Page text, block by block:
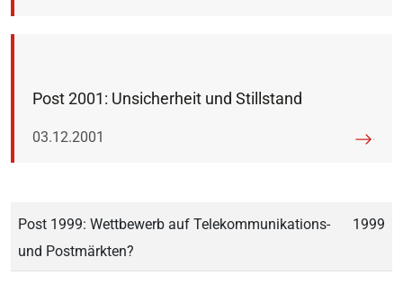
Post 2001: Unsicherheit und Stillstand
Veröffentlicht am:
03.12.2001
Post 1999: Wettbewerb auf Telekommunikations-
und Postmärkten?
1999